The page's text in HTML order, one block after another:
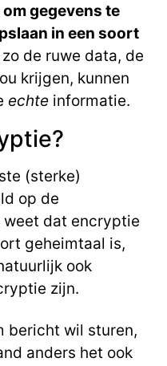
gegevens te
in een soort
de ruwe data, de
krijgen, kunnen
echte informatie.
(sterke)
op de
weet dat encryptie
geheimtaal is,
ook
zijn.
bericht wil sturen,
anders het ook